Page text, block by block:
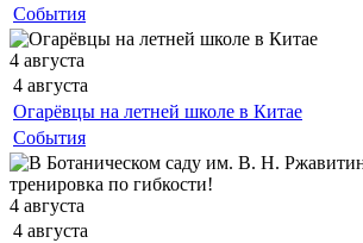
События
4 августа
4 августа
Огарёвцы на летней школе в Китае
События
4 августа
4 августа